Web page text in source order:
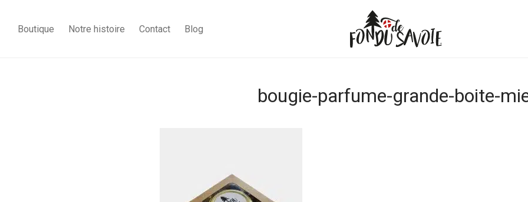
Boutique Notre histoire Contact Blog
bougie-parfume-grande-boite-